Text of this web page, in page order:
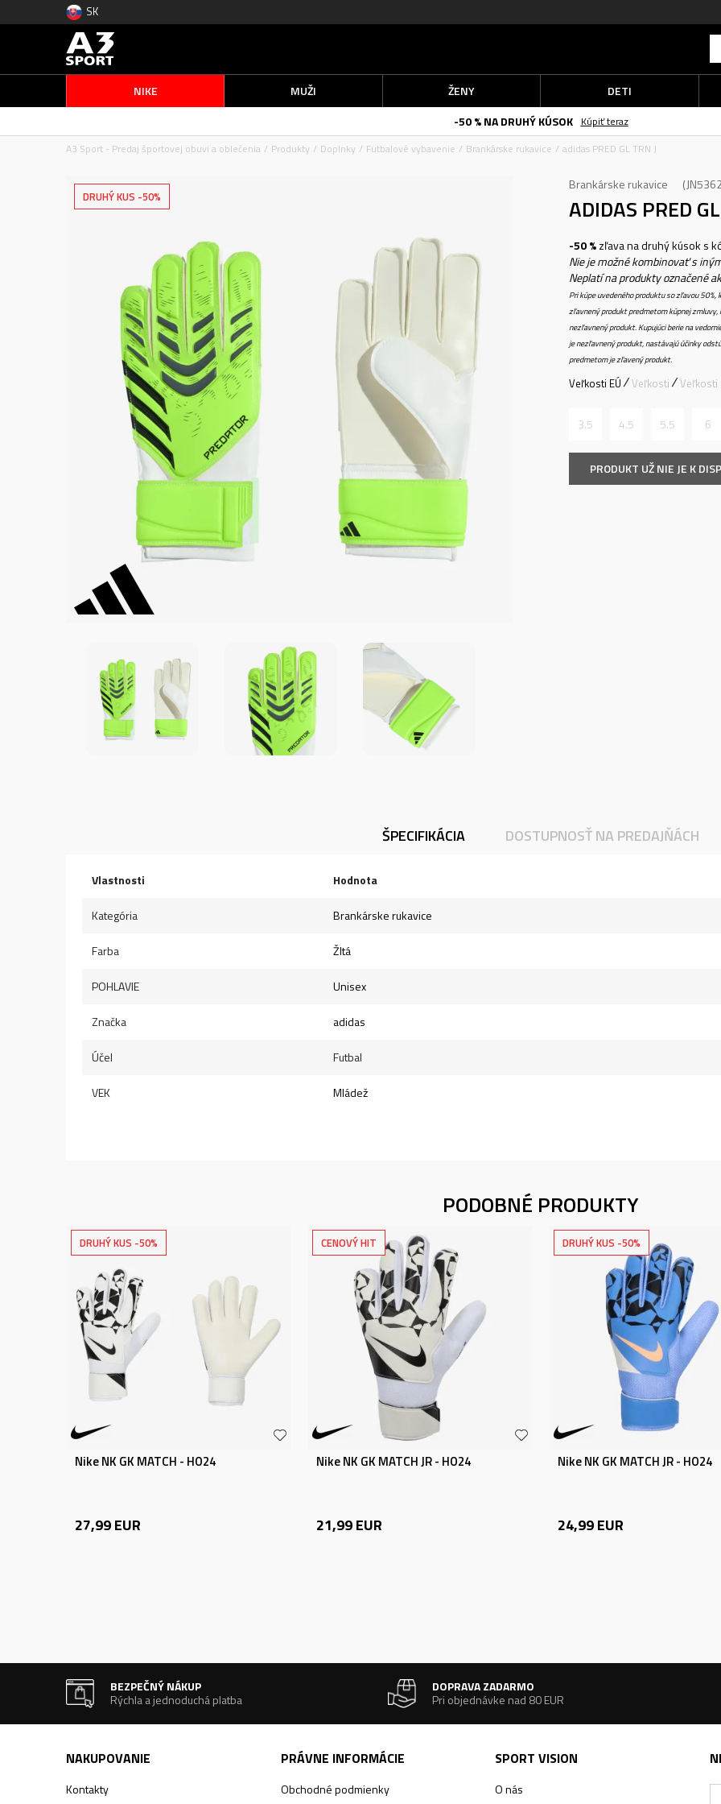
SK
NIKE MUŽI ŽENY DETI
-50 % NA DRUHÝ KÚSOK
Kúpiť teraz
A3 Sport - Predaj športovej obuvi a oblečenia
Produkty Doplnky Futbalové vybavenie Brankárske rukavice adidas PRED GL TRN J
DRUHÝ KUS -50%
Brankárske rukavice
ADIDAS PRED
-50 %zľava na druhý kúsok s
Nie je možné kombinovať s
Neplatí na produkty označené
Pri kúpe uvedeného produktu so zľavou
zľavnený produkt predmetom kúpnej
nezľavnený produkt. Kupujúci berie na
je nezľavnený produkt, nastávajú účinky
predmetom je zľavený produkt.
Veľkosti EÚ Veľkosti Veľkosti
3.5 4.5 5.5 6
PRODUKT UŽ NIE JE K
ŠPECIFIKÁCIA DOSTUPNOSŤ NA PREDAJŇÁCH
Vlastnosti Hodnota
Kategória Brankárske rukavice
Farba Žltá
POHLAVIE Unisex
Značka adidas
Účel Futbal
VEK Mládež
PODOBNÉ PRODUKTY
DRUHÝ KUS -50%
Nike NK GK MATCH - HO24
27,99EUR
CENOVÝ HIT
Nike NK GK MATCH JR - HO24
21,99EUR
DRUHÝ KUS -50%
Nike NK GK MATCH JR - HO24
24,99EUR
BEZPEČNÝ NÁKUP
Rýchla a jednoduchá platba
DOPRAVA ZADARMO
Pri objednávke nad 80 EUR
NAKUPOVANIE
Kontakty
PRÁVNE INFORMÁCIE
Obchodné podmienky
SPORT VISION
O nás